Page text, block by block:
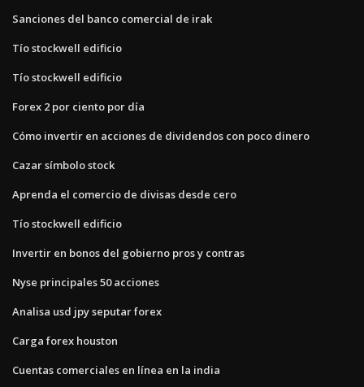
Sanciones del banco comercial de irak
Tío stockwell edificio
Tío stockwell edificio
Forex 2 por ciento por día
Cómo invertir en acciones de dividendos con poco dinero
Cazar símbolo stock
Aprenda el comercio de divisas desde cero
Tío stockwell edificio
Invertir en bonos del gobierno pros y contras
Nyse principales 50 acciones
Analisa usd jpy seputar forex
Carga forex houston
Cuentas comerciales en línea en la india